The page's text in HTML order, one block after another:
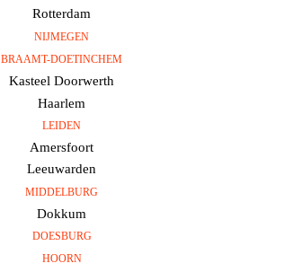
Rotterdam
NIJMEGEN
BRAAMT-DOETINCHEM
Kasteel Doorwerth
Haarlem
LEIDEN
Amersfoort
Leeuwarden
MIDDELBURG
Dokkum
DOESBURG
HOORN